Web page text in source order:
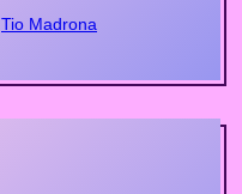
Tio Madrona